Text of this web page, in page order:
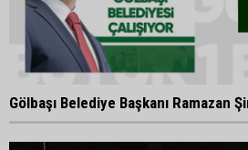
Gölbaşı Belediye Başkanı Ramazan